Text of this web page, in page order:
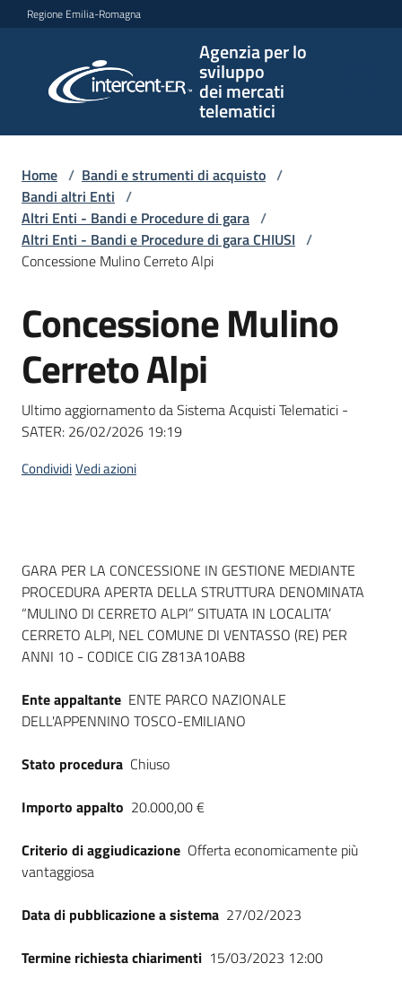
Vai al contenuto
Vai alla navigazione
Vai al footer
Regione Emilia-Romagna
Agenzia per lo
sviluppo
dei mercati
telematici
per lo
sviluppo
telematici
L'Agenzia
Bandi
strumenti
acquisto
telematiche
English
Seguici
Home / Bandi e strumenti di acquisto /
Bandi altri Enti /
Altri Enti - Bandi e Procedure di gara /
Altri Enti - Bandi e Procedure di gara CHIUSI /
Concessione Mulino Cerreto Alpi
Salta al contenuto
Concessione Mulino
Cerreto Alpi
Ultimo aggiornamento da Sistema Acquisti Telematici -
SATER: 26/02/2026 19:19
CondividiVedi azioni
Dati del bando
GARA PER LA CONCESSIONE IN GESTIONE MEDIANTE
PROCEDURA APERTA DELLA STRUTTURA DENOMINATA
“MULINO DI CERRETO ALPI” SITUATA IN LOCALITA’
CERRETO ALPI, NEL COMUNE DI VENTASSO (RE) PER
ANNI 10 - CODICE CIG Z813A10AB8
Ente appaltante ENTE PARCO NAZIONALE
DELL'APPENNINO TOSCO-EMILIANO
Stato procedura Chiuso
Importo appalto 20.000,00 €
Criterio di aggiudicazione Offerta economicamente più
vantaggiosa
Data di pubblicazione a sistema 27/02/2023
Termine richiesta chiarimenti 15/03/2023 12:00